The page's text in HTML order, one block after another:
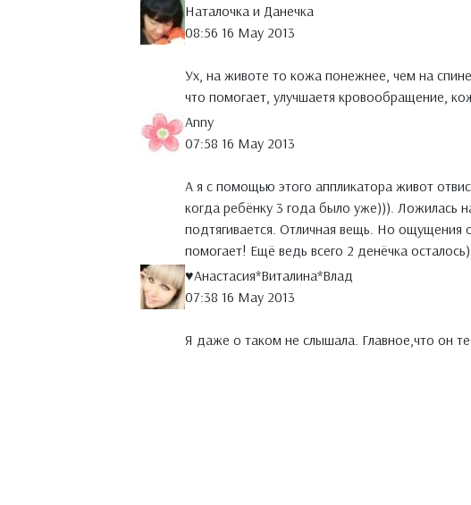
Наталочка и Данечка
08:56 16 May 2013
Ух, на животе то кожа понежнее, чем на
что помогает, улучшаетя кровообращение,
Anny
07:58 16 May 2013
А я с помощью этого аппликатора живот
когда ребёнку 3 года было уже))). Ложилась
подтягивается. Отличная вещь. Но ощущения
помогает! Ещё ведь всего 2 денёчка
♥Анастасия*Виталина*Влад
07:38 16 May 2013
Я даже о таком не слышала. Главное,что он